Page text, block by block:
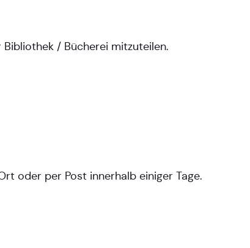
/ Bücherei mitzuteilen.
oder per Post innerhalb einiger Tage.